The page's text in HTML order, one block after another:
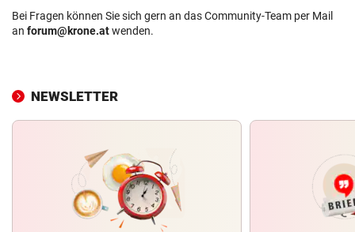
Bei Fragen können Sie sich gern an das Community-Team per Mail
an forum@krone.atwenden.
NEWSLETTER